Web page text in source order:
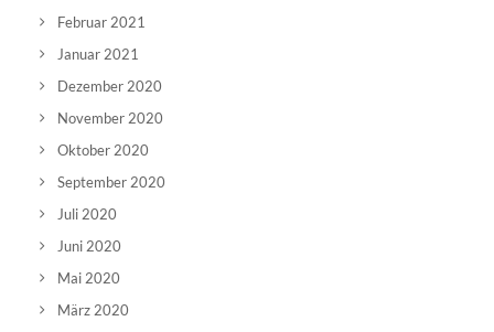
Februar 2021
Januar 2021
Dezember 2020
November 2020
Oktober 2020
September 2020
Juli 2020
Juni 2020
Mai 2020
März 2020